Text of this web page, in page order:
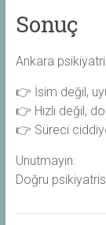
Sonuç
Ankara
👉 İsim değil,
👉 Hızlı değil,
👉 Süreci
Unutmayın:
Doğru